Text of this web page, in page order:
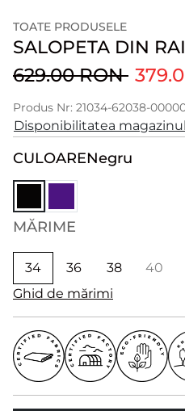
TOATE PRODUSELE
SALOPETA DIN
629.00 RON
Produs Nr: 21034-62038-
Disponibilitatea
CULOARENegru
MĂRIME
34 36 38 40
Ghid de mărimi